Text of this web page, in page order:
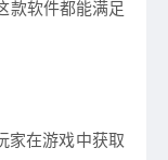
款软件都能满足
家在游戏中获取